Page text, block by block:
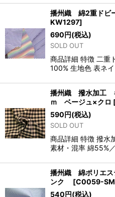
播州織 綿2重ドビ
KW1297]
690円(税込)
SOLD OUT
商品詳細 特徴 二重
100% 生地色 表ネ
播州織 撥水加工
ｍ ベージュ×クロ
590円(税込)
SOLD OUT
商品詳細 特徴 撥
素材・混率 綿55%
播州織 綿ポリエ
ンク
[C0059-
540円(税込)